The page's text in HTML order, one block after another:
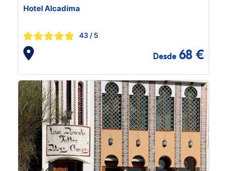
Hotel Alcadima
43 / 5
Desde 68 €